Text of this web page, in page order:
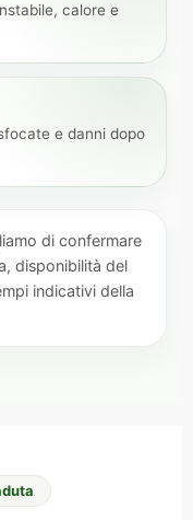
calore e
e danni dopo
di confermare
disponibilità del
indicativi della